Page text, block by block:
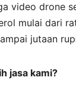
video drone
mulai dari
jutaan
jasa kami?